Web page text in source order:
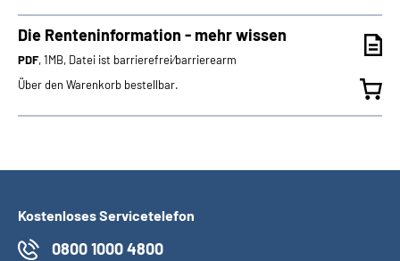
Die Renteninformation - mehr wissen
PDF, 1MB, Datei ist barrierefrei⁄barrierearm
Über den Warenkorb bestellbar.
Kostenloses Servicetelefon
0800 1000 4800